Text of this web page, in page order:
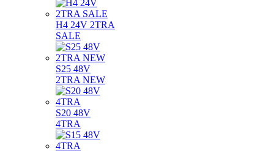
H4 24V 2TRA
SALE
S25 48V
2TRA NEW
S20 48V
4TRA